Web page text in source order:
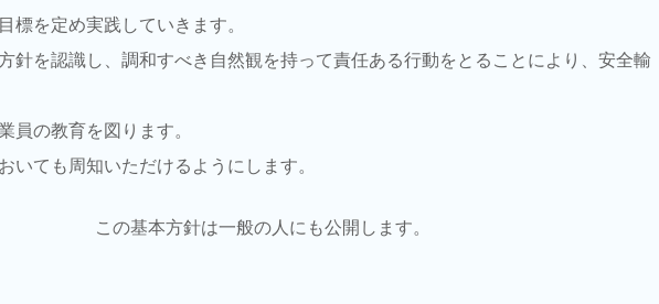
標を定め実践していきます。
針を認識し、調和すべき自然観を持って責任ある行動をとることにより、 安全輸
の教育を図ります。
ても周知いただけるようにします。
この基本方針は一般の人にも公開します。